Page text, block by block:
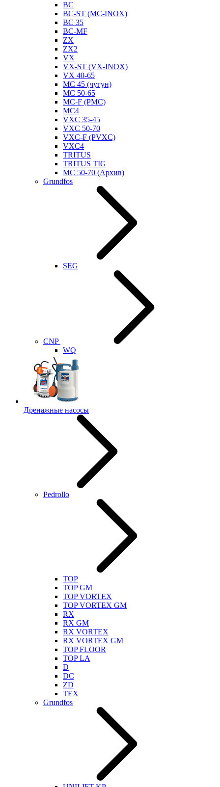
BC
BC-ST (MC-INOX)
BC 35
BC-MF
ZX
ZX2
VX
VX-ST (VX-INOX)
VX 40-65
MC 45 (чугун)
MC 50-65
MC-F (PMC)
MC4
VXC 35-45
VXC 50-70
VXC-F (PVXC)
VXC4
TRITUS
TRITUS TIG
MC 50-70 (Архив)
Grundfos
SEG
CNP
WQ
Дренажные насосы
Pedrollo
TOP
TOP GM
TOP VORTEX
TOP VORTEX GM
RX
RX GM
RX VORTEX
RX VORTEX GM
TOP FLOOR
TOP LA
D
DC
ZD
TEX
Grundfos